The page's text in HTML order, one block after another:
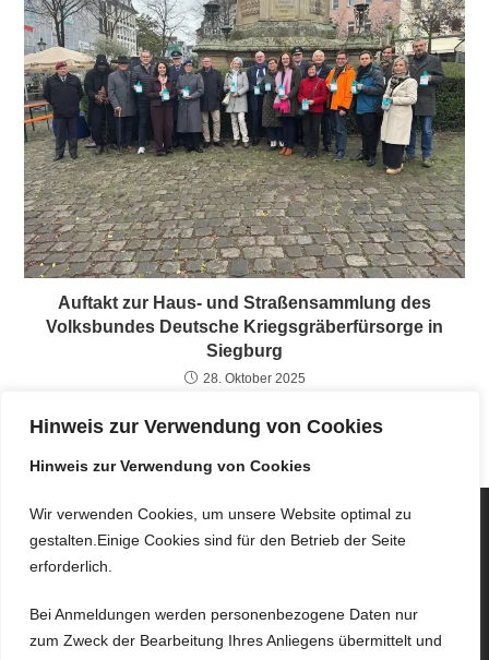
Hinweis zur Verwendung von Cookies
Hinweis zur Verwendung von Cookies
Wir verwenden Cookies, um unsere Website optimal zu
gestalten.Einige Cookies sind für den Betrieb der Seite
erforderlich.
Bei Anmeldungen werden personenbezogene Daten nur
zum Zweck der Bearbeitung Ihres Anliegens übermittelt und
Auftakt zur Haus- und Straßensammlung des
Volksbundes Deutsche Kriegsgräberfürsorge in
Siegburg
28. Oktober 2025